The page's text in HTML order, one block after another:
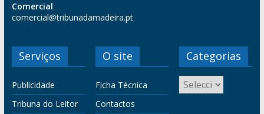
Comercial
comercial@tribunadamadeira.pt
Serviços
Publicidade
Tribuna do Leitor
O site
Ficha Técnica
Contactos
Categorias